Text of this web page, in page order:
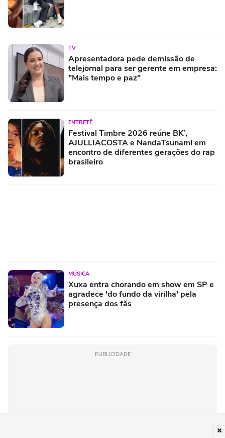
TV
Apresentadora pede demissão de
telejornal para ser gerente em empresa:
"Mais tempo e paz"
ENTRETÊ
Festival Timbre 2026 reúne BK’,
AJULLIACOSTA e NandaTsunami em
encontro de diferentes gerações do rap
brasileiro
MÚSICA
Xuxa entra chorando em show em SP e
agradece 'do fundo da virilha' pela
presença dos fãs
PUBLICIDADE